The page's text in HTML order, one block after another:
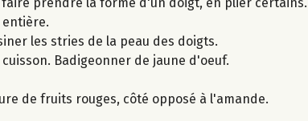
entière.
les stries de la peau des doigts.
Badigeonner de jaune d'oeuf.
de fruits rouges, côté opposé à l'amande.